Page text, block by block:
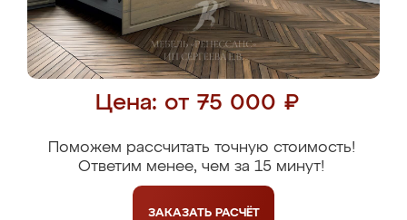
Цена: от 75 000 ₽
Поможем рассчитать точную стоимость!
Ответим менее, чем за 15 минут!
ЗАКАЗАТЬ РАСЧЁТ